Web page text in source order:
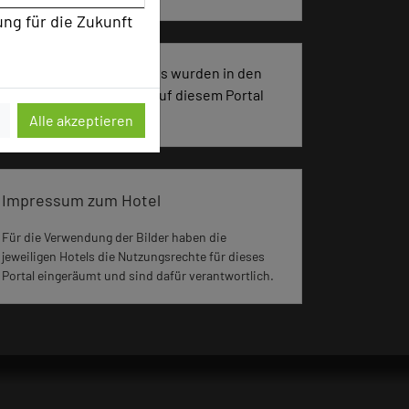
für die Zukunft
Alle akzeptieren
2325 Seiten dieses Hotels wurden in den
vergangenen 30 Tagen auf diesem Portal
aufgerufen.
Impressum zum Hotel
Für die Verwendung der Bilder haben die
jeweiligen Hotels die Nutzungsrechte für dieses
Portal eingeräumt und sind dafür verantwortlich.